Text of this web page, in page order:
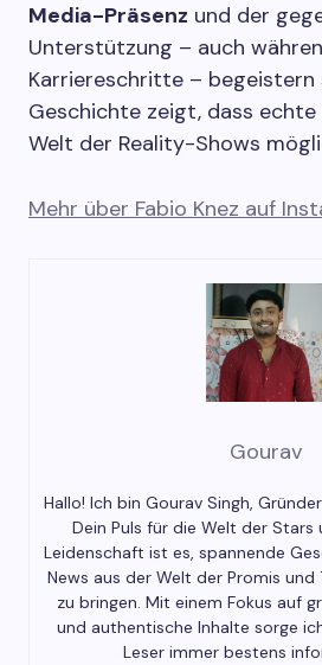
Media-Präsenz und der
Unterstützung – auch
Karriereschritte – begeistern
Geschichte zeigt, dass
Welt der Reality-Shows
Mehr über Fabio Knez auf
Gourav
Hallo! Ich bin Gourav Singh,
Dein Puls für die Welt der Stars
Leidenschaft ist es, spannende
News aus der Welt der Promis und
zu bringen. Mit einem Fokus auf
und authentische Inhalte sorge
Leser immer bestens